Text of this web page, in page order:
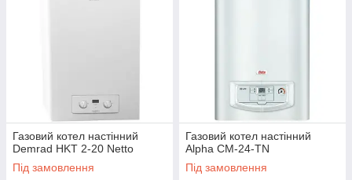
Газовий котел настінний
Demrad HKT 2-20 Netto
Під замовлення
Газовий котел настінний
Alpha CМ-24-TN
Під замовлення